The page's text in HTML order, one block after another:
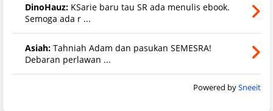
DinoHauz: KSarie baru tau SR ada menulis ebook.
Semoga ada r ...
Asiah: Tahniah Adam dan pasukan SEMESRA!
Debaran perlawan ...
Powered bySneeit